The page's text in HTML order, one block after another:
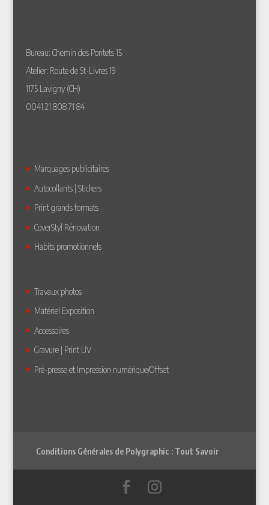
Bureau: Chemin des Pontets 15
Atelier: Route de St-Livres 19
1175 Lavigny (CH)
0041 21 808 71 84
Marquages publicitaires
Autocollants | Stickers
Print grands formats
CoverStyl Rénovation
Habits promotionnels
Travaux photos
Matériel Exposition
Accessoires
Gravure | Print UV
Pré-presse et Impression numérique/Offset
Conditions Générales de Polygraphic : Tout Savoir